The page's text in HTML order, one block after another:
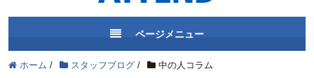
ページメニュー
ホーム / スタッフブログ / 中の人コラム